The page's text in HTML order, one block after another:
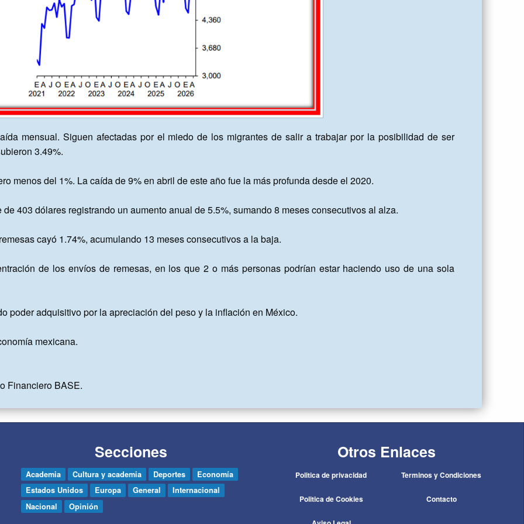
mensual. Siguen afectadas por el miedo de los migrantes de salir a trabajar por la posibilidad de ser
3.49%.
menos del 1%. La caída de 9% en abril de este año fue la más profunda desde el 2020.
403 dólares registrando un aumento anual de 5.5%, sumando 8 meses consecutivos al alza.
cayó 1.74%, acumulando 13 meses consecutivos a la baja.
de los envíos de remesas, en los que 2 o más personas podrían estar haciendo uso de una sola
poder adquisitivo por la apreciación del peso y la inflación en México.
mexicana.
Financiero BASE.
Secciones
Academia Cultura y academia Deportes
Economía
Estados Unidos
Europa General
Internacional
Nacional
Opinión
Otros Enlaces
Politica de privacidad
Politica de Cookies
Terminos y Condiciones
Contacto